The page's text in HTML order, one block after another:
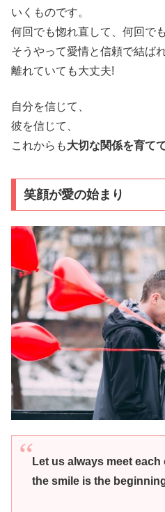
いくものです。
何回でも惚れ直して、何回で
そうやって愛情と信頼で結ば
離れていても大丈夫!
自分を信じて、
彼を信じて、
これからも大切な関係を育て
笑顔が愛の始まり
Let us always meet
the smile is the